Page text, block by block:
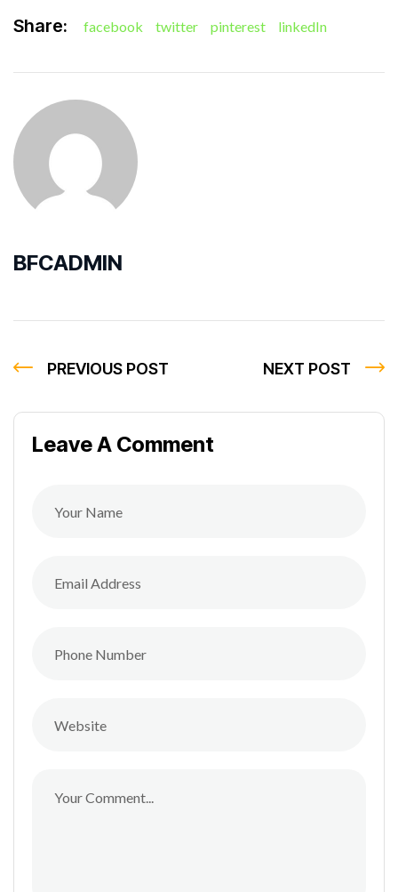
Share: facebook twitter pinterest linkedIn
BFCADMIN
PREVIOUS POST NEXT POST
Leave A Comment